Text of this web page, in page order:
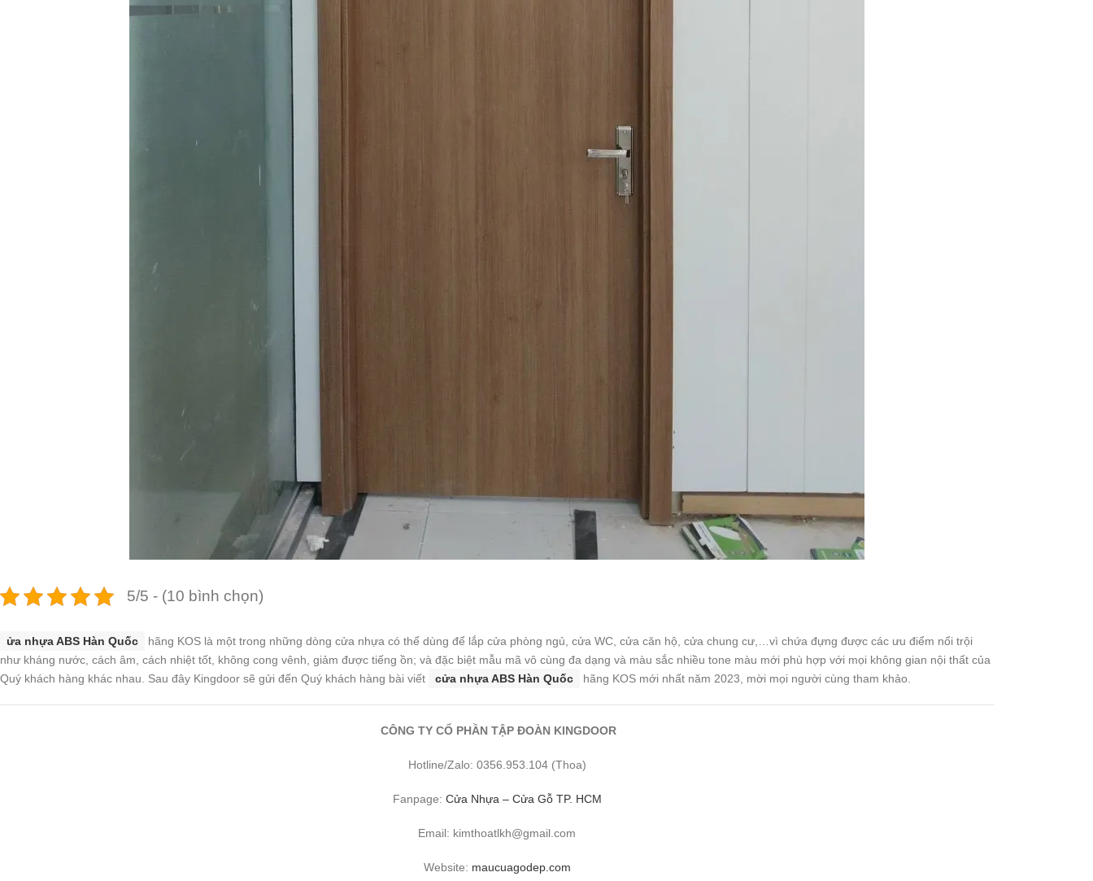
5/5 - (10 bình chọn)
ửa nhựa ABS Hàn Quốc
hãng KOS là một trong những dòng cửa nhựa có thể dùng để lắp cửa phòng ngủ, cửa WC, cửa căn hộ, cửa chung cư,…vì chứa đựng được các ưu điểm nổi trội
như kháng nước, cách âm, cách nhiệt tốt, không cong vênh, giảm được tiếng ồn; và đặc biệt mẫu mã vô cùng đa dạng và màu sắc nhiều tone màu mới phù hợp với mọi không gian nội thất của
Quý khách hàng khác nhau. Sau đây Kingdoor sẽ gửi đến Quý khách hàng bài viết
cửa nhựa ABS Hàn Quốc hãng KOS mới nhất năm 2023, mời mọi người cùng tham khảo.
CÔNG TY CỔ PHẦN TẬP ĐOÀN KINGDOOR
Hotline/Zalo: 0356.953.104 (Thoa)
Fanpage: Cửa Nhựa – Cửa Gỗ TP. HCM
Email: kimthoatlkh@gmail.com
Website: maucuagodep.com